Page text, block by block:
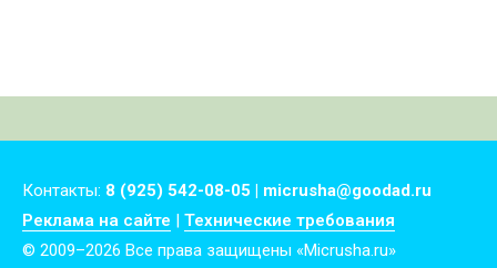
Контакты: 8 (925) 542-08-05 | micrusha@goodad.ru
Реклама на сайте | Технические требования
© 2009–2026 Все права защищены «Micrusha.ru»